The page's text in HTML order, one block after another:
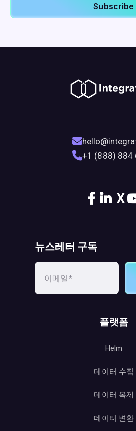
+1 (888) 884
X
뉴스레터 구독
플랫폼
Helm
데이터 수집
데이터 복제
데이터 변환